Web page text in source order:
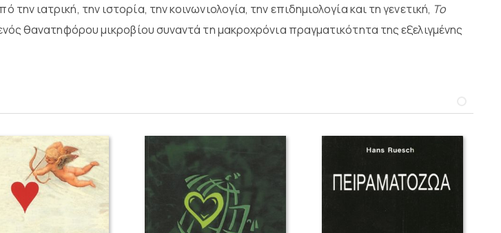
ιατρική, την ιστορία, την κοινωνιολογία, την επιδημιολογία και τη γενετική, Το
θανατηφόρου μικροβίου συναντά τη μακροχρόνια πραγματικότητα της εξελιγμένης